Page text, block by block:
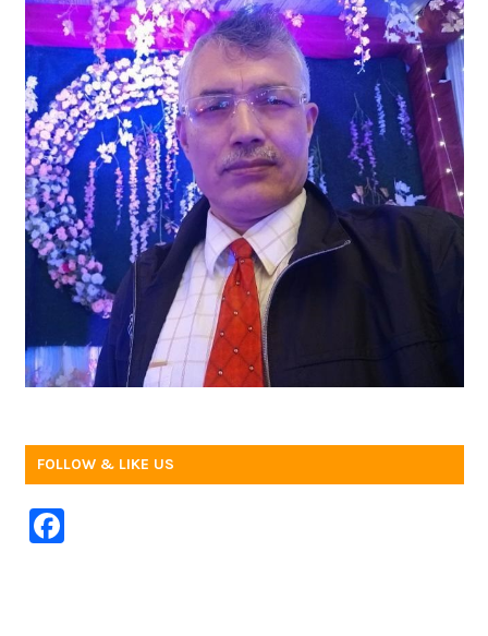
FOLLOW & LIKE US
F